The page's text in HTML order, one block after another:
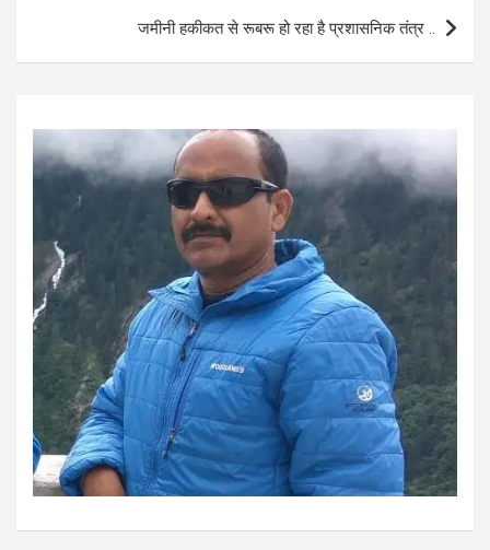
जमीनी हकीकत से रूबरू हो रहा है प्रशासनिक तंत्र ..